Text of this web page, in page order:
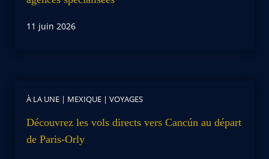
11 juin 2026
À LA UNE | MEXIQUE | VOYAGES
Découvrez les vols directs vers Cancún au départ
de Paris-Orly